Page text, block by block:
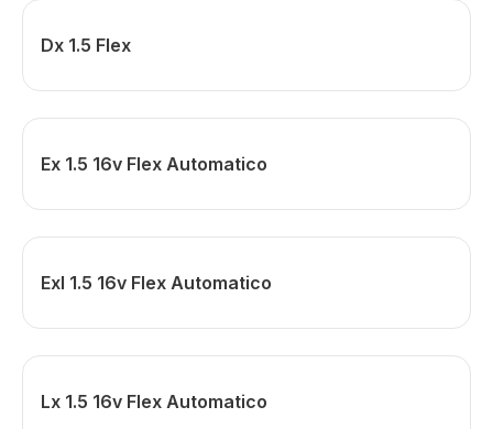
Dx 1.5 Flex
Ex 1.5 16v Flex Automatico
Exl 1.5 16v Flex Automatico
Lx 1.5 16v Flex Automatico